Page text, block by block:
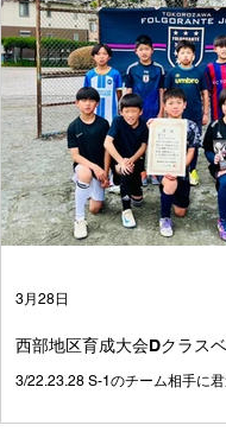
ら、 やんちゃで、うるさくて、
く笑う子たちでした☺️ みんなと
の頃、何人かはすでにファルゴ
まだここにいるメンバーの数人
りもしたけれども、学年が上が
つ仲間が増えていきました⚽️ そ
しそうにサッカーをして、なに
て、 とても魅力のあるチームだ
思っています☺️ みんなは、たま
て、 いろいろな小学校から集ま
別々の場所で過ごしていたかも
ーを通じて出会い、どこよりも
た💪 試合に負けて悔し
西部地区育成大会Dクラス
3/22.23.28 S-1のチーム相手に君
3月28日